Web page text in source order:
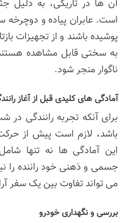
آن ها در تاریکی، به دلیل
است. عابران پیاده و دوچرخه
پوشیده باشند و از تجهیزات
به سختی قابل مشاهده
ناگوار منجر شود.
آمادگی های کلیدی قبل از آغاز
برای آنکه تجربه رانندگی
باشد، لازم است پیش از
این آمادگی ها نه تنها
جسمی و ذهنی خود راننده را
می تواند تفاوت بین یک سفر
بررسی و نگهداری خودرو